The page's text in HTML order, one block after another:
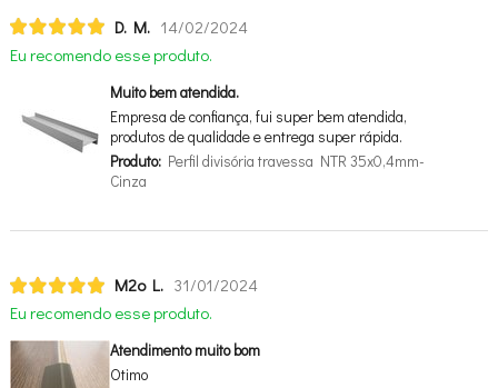
D. M. 14/02/2024
Eu recomendo esse produto.
Muito bem atendida.
Empresa de confiança, fui super bem atendida,
produtos de qualidade e entrega super rápida.
Produto:Perfil divisória travessa NTR 35x0,4mm-
Cinza
M2o L. 31/01/2024
Eu recomendo esse produto.
Atendimento muito bom
Otimo